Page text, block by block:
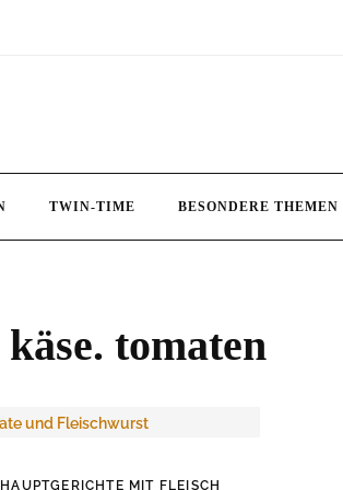
TWIN-TIME BESONDERE THEMEN
käse. tomaten
HAUPTGERICHTE MIT FLEISCH